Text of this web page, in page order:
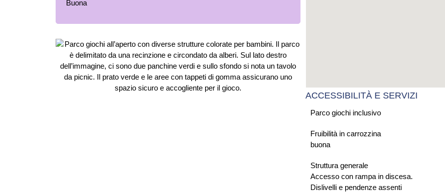
ACCESSIBILITÀ E SERVIZI
Parco giochi inclusivo
Fruibilità in carrozzina
buona
Struttura generale
Accesso con rampa in discesa.
Dislivelli e pendenze assenti